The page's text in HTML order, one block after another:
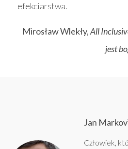
efekciarstwa.
Mirosław Wlekły,All
jest
Jan
Człowiek,